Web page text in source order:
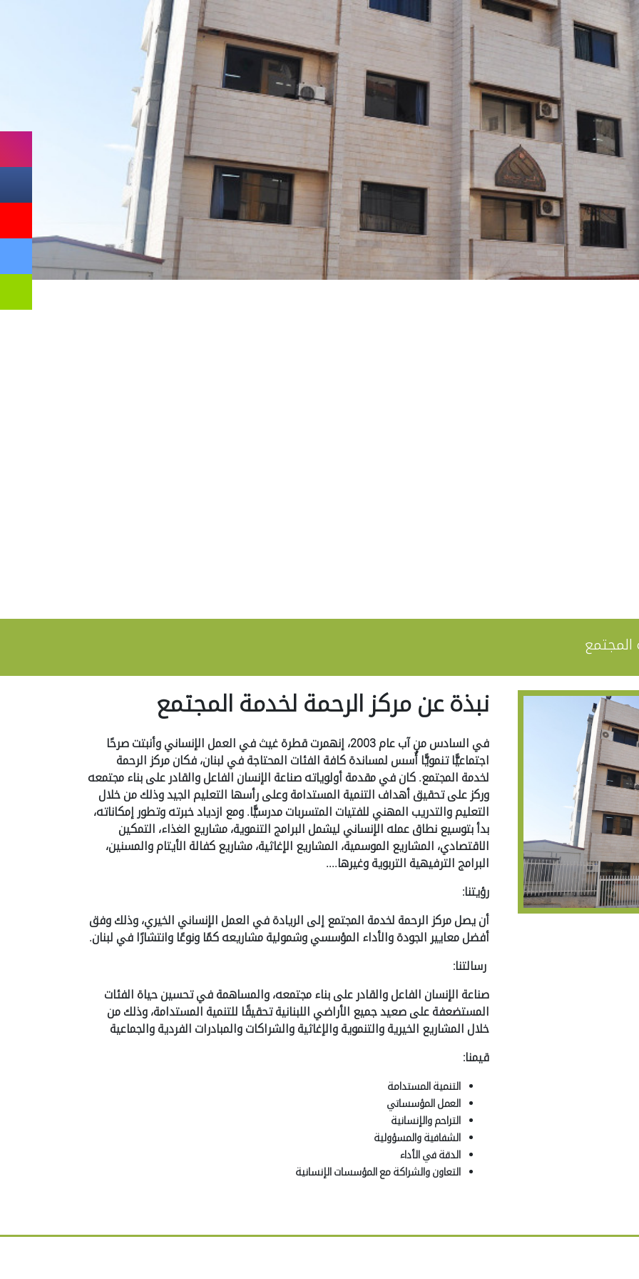
المجتمع
نبذة عن مركز الرحمة لخدمة المجتمع
في السادس من آب عام 2003، إنهمرت قطرة غيث في العمل الإنساني وأنبتت صرحًا
اجتماعيًّا تنمويًّا أُسس لمساندة كافة الفئات المحتاجة في لبنان، فكان مركز الرحمة
لخدمة المجتمع. كان في مقدمة أولوياته صناعة الإنسان الفاعل والقادر على بناء مجتمعه
وركز على تحقيق أهداف التنمية المستدامة وعلى رأسها التعليم الجيد وذلك من خلال
التعليم والتدريب المهني للفتيات المتسربات مدرسيًّا. ومع ازدياد خبرته وتطور إمكاناته،
بدأ بتوسيع نطاق عمله الإنساني ليشمل البرامج التنموية، مشاريع الغذاء، التمكين
الاقتصادي، المشاريع الموسمية، المشاريع الإغاثية، مشاريع كفالة الأيتام والمسنين،
البرامج الترفيهية التربوية وغيرها....
رؤيتنا:
أن يصل مركز الرحمة لخدمة المجتمع إلى الريادة في العمل الإنساني الخيري، وذلك وفق
أفضل معايير الجودة والأداء المؤسسي وشمولية مشاريعه كمًا ونوعًا وانتشارًا في لبنان.
رسالتنا:
صناعة الإنسان الفاعل والقادر على بناء مجتمعه، والمساهمة في تحسين حياة الفئات
المستضعفة على صعيد جميع الأراضي اللبنانية تحقيقًا للتنمية المستدامة، وذلك من
خلال المشاريع الخيرية والتنموية والإغاثية والشراكات والمبادرات الفردية والجماعية
قيمنا:
التنمية المستدامة
العمل المؤسساتي
التراحم والإنسانية
الشفافية والمسؤولية
الدقة في الأداء
التعاون والشراكة مع المؤسسات الإنسانية